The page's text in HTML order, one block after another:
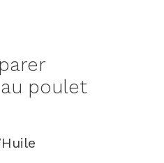
poulet